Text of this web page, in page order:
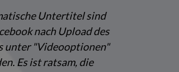
Untertitel sind
nach Upload des
unter "Videooptionen"
Es ist ratsam, die